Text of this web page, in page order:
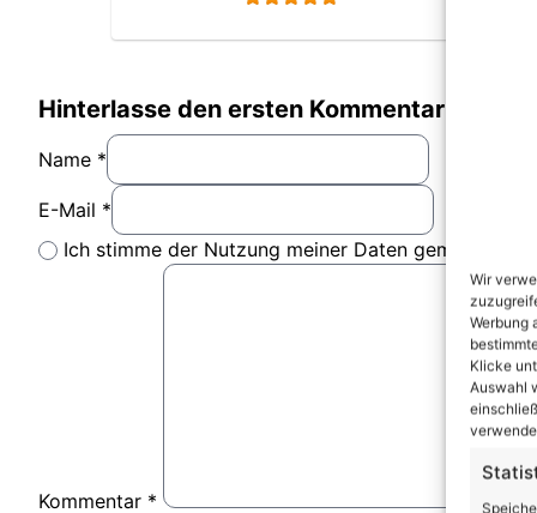
Wir
Werbung
Klicke
Auswahl
Hinterlasse den ersten Kommentar
Name *
E-Mail *
Ich stimme der Nutzung meiner Daten gemäß der
Kommentar *